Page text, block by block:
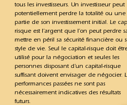
tous les investisseurs. Un investisseur peut
potentiellement perdre la totalité ou une
partie de son investissement initial. Le
risque est l’argent que l’on peut perdre
mettre en péril sa sécurité financière ou
style de vie. Seul le capital-risque doit
utilisé pour la négociation et seules les
personnes disposant d’un capital-risque
suffisant doivent envisager de négocier.
performances passées ne sont pas
nécessairement indicatives des résultats
futurs.